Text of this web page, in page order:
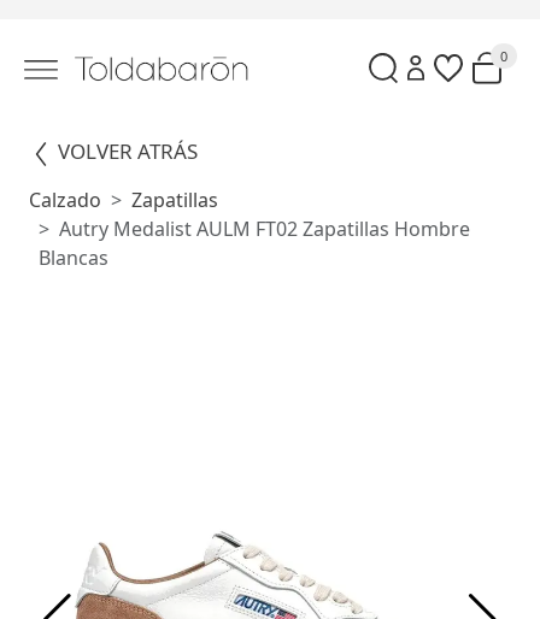
0
VOLVER ATRÁS
Calzado
Zapatillas
Autry Medalist AULM FT02 Zapatillas Hombre
Blancas